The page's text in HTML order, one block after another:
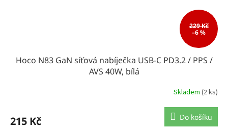
229 Kč
–6 %
Hoco N83 GaN síťová nabíječka USB-C PD3.2 / PPS /
AVS 40W, bílá
Skladem (2 ks)
215 Kč Do košíku